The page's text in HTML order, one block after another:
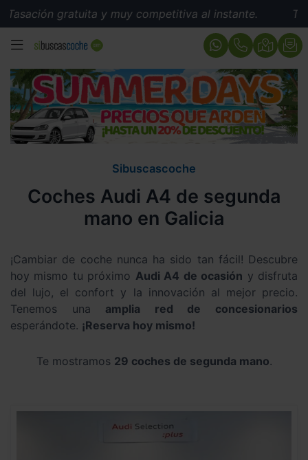
gratuita y muy competitiva al instante. Tasación
MENÚ
Sibuscascoche
Coches Audi A4 de segunda
mano en Galicia
¡Cambiar de coche nunca ha sido tan fácil! Descubre
hoy mismo tu próximo Audi A4 de ocasión y disfruta
del lujo, el confort y la innovación al mejor precio.
Tenemos una amplia red de concesionarios
esperándote. ¡Reserva hoy mismo!
Te mostramos 29 coches de segunda mano.